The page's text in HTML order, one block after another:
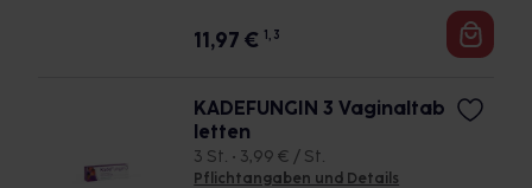
11,97€ 1, 3
KADEFUNGIN 3 Vaginaltab
letten
3 St. • 3,99 € / St.
Pflichtangaben und Details